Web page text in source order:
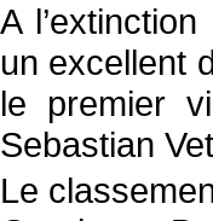
A
un excellent
le premier
Sebastian
Le